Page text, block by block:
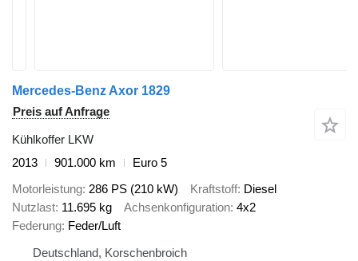
Mercedes-Benz Axor 1829
Preis auf Anfrage
Kühlkoffer LKW
2013
901.000 km
Euro 5
Motorleistung 286 PS (210 kW) Kraftstoff Diesel
Nutzlast 11.695 kg Achsenkonfiguration 4x2
Federung Feder/Luft
Deutschland, Korschenbroich